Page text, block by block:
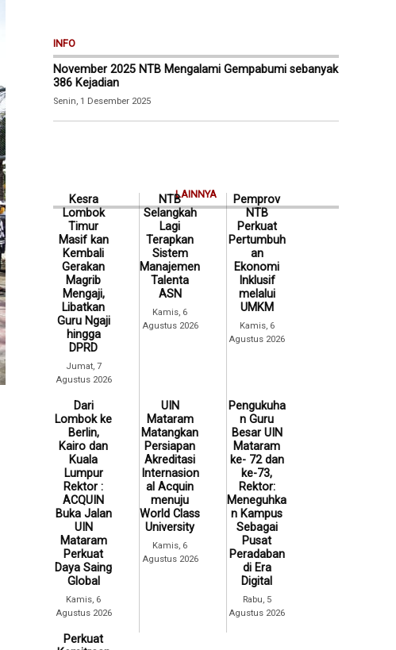
INFO
November 2025 NTB Mengalami Gempabumi sebanyak
386 Kejadian
Senin, 1 Desember 2025
LAINNYA
Kesra
Lombok
Timur
Masif kan
Kembali
Gerakan
Magrib
Mengaji,
Libatkan
Guru Ngaji
hingga
DPRD
Jumat, 7
Agustus 2026
NTB
Selangkah
Lagi
Terapkan
Sistem
Manajemen
Talenta
ASN
Kamis, 6
Agustus 2026
Pemprov
NTB
Perkuat
Pertumbuh
an
Ekonomi
Inklusif
melalui
UMKM
Kamis, 6
Agustus 2026
Dari
Lombok ke
Berlin,
Kairo dan
Kuala
Lumpur
Rektor :
ACQUIN
Buka Jalan
UIN
Mataram
Perkuat
Daya Saing
Global
Kamis, 6
Agustus 2026
UIN
Mataram
Matangkan
Persiapan
Akreditasi
Internasion
al Acquin
menuju
World Class
University
Kamis, 6
Agustus 2026
Pengukuha
n Guru
Besar UIN
Mataram
ke- 72 dan
ke-73,
Rektor:
Meneguhka
n Kampus
Sebagai
Pusat
Peradaban
di Era
Digital
Rabu, 5
Agustus 2026
Perkuat